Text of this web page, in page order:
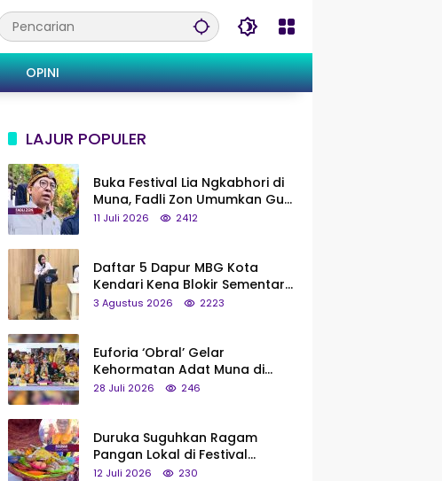
OPINI
LAJUR POPULER
Buka Festival Lia Ngkabhori di
Muna, Fadli Zon Umumkan Gua
Metanduno Segera Naik Status
11 Juli 2026 2412
Daftar 5 Dapur MBG Kota
Kendari Kena Blokir Sementara
dari Pusat
3 Agustus 2026 2223
Euforia ‘Obral’ Gelar
Kehormatan Adat Muna di
Silaturahmi KKMM, Ridwan Bae:
28 Juli 2026 246
Duruka Suguhkan Ragam
Pangan Lokal di Festival
Liangkobhori, Dari Umbi Rebus
12 Juli 2026 230